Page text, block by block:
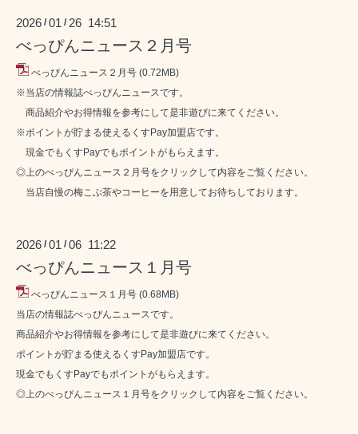
2026 /01 / 26 14:51
べっぴんニュース２月号
べっぴんニュース２月号 (0.72MB)
※当店の情報誌べっぴんニュースです。
商品紹介やお得情報を参考にして是非遊びに来てください。
※ポイントが貯まる使えるくすPay加盟店です。
現金でもくすPayでもポイントがもらえます。
◎上のべっぴんニュース２月号をクリックして内容をご覧ください。
当店自慢の梅こぶ茶やコーヒーを用意してお待ちしております。
2026 /01 /06 11:22
べっぴんニュース１月号
べっぴんニュース１月号 (0.68MB)
当店の情報誌べっぴんニュースです。
商品紹介やお得情報を参考にして是非遊びに来てください。
ポイントが貯まる使えるくすPay加盟店です。
現金でもくすPayでもポイントがもらえます。
◎上のべっぴんニュース１月号をクリックして内容をご覧ください。